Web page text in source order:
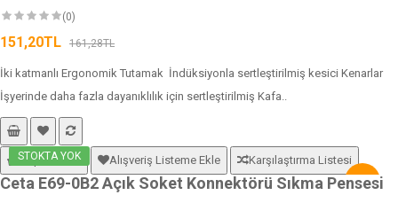
(0)
151,20TL 161,28TL
İki katmanlı Ergonomik Tutamak İndüksiyonla sertleştirilmiş kesici Kenarlar
İşyerinde daha fazla dayanıklılık için sertleştirilmiş Kafa..
STOKTA YOK
-6%
Sepete Ekle Alışveriş Listeme Ekle Karşılaştırma Listesi
Ceta E69-0B2 Açık Soket Konnektörü Sıkma Pensesi